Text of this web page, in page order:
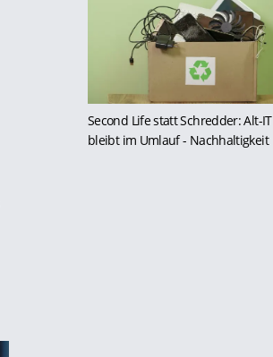
Second Life statt Schredder: Alt-IT
bleibt im Umlauf- Nachhaltigkeit